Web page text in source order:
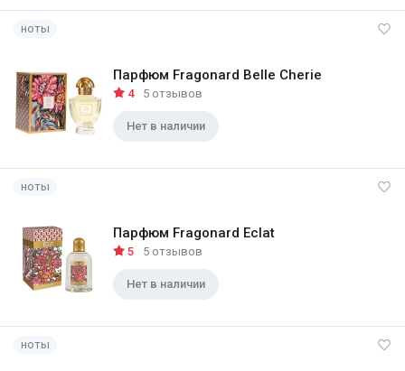
ноты
Парфюм Fragonard Belle Cherie
4 5 отзывов
Нет в наличии
ноты
Парфюм Fragonard Eclat
5 5 отзывов
Нет в наличии
ноты